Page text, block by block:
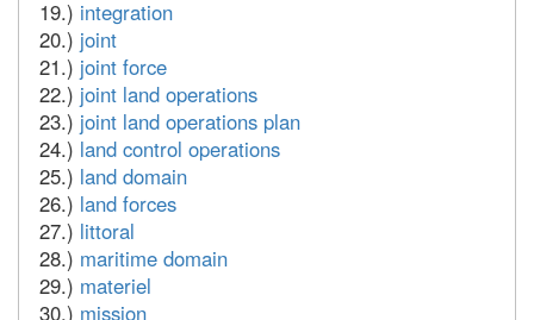
19.) integration
20.) joint
21.) joint force
22.) joint land operations
23.) joint land operations plan
24.) land control operations
25.) land domain
26.) land forces
27.) littoral
28.) maritime domain
29.) materiel
30.) mission